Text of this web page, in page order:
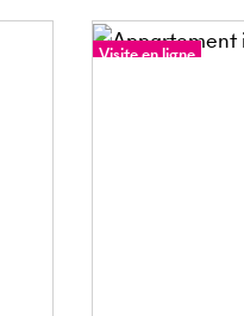
Visite en ligne